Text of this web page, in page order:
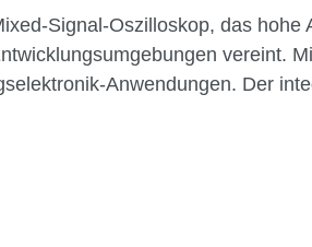
Signal-Oszilloskop, das
vereint.
Anwendungen. Der